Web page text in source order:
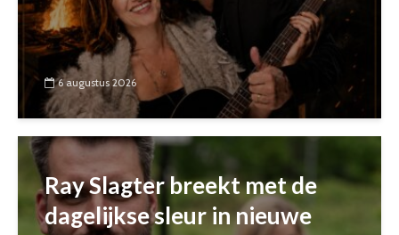
6 augustus 2026
Ray Slagter breekt met de
dagelijkse sleur in nieuwe